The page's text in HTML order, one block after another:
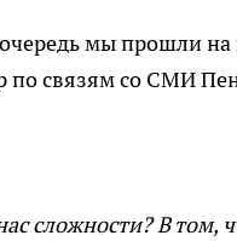
мы прошли
по связям со СМИ
сложности? В